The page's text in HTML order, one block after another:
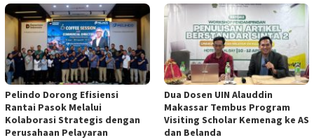
Pelindo Dorong Efisiensi
Rantai Pasok Melalui
Kolaborasi Strategis dengan
Perusahaan Pelayaran
Dua Dosen UIN Alauddin
Makassar Tembus Program
Visiting Scholar Kemenag ke AS
dan Belanda